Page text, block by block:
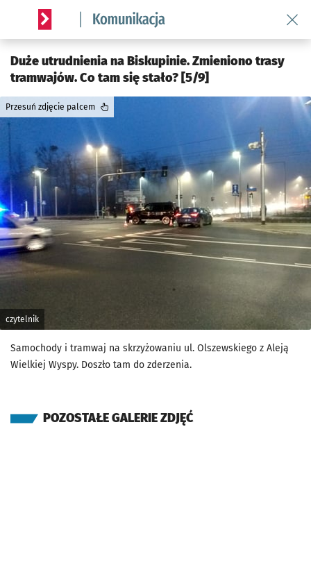
Serwis informacyjny wroclaw.pl podserwis: Komunikacja
Duże utrudnienia na Biskupinie. Zmieniono trasy
tramwajów. Co tam się stało? [5/9]
czytelnik
Przesuń zdjęcie palcem
Samochody i tramwaj na skrzyżowaniu ul. Olszewskiego z Aleją
Wielkiej Wyspy. Doszło tam do zderzenia.
POZOSTAŁE GALERIE ZDJĘĆ